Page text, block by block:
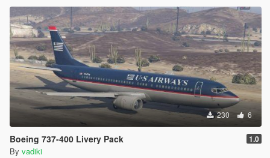
230 6
Boeing 737-400 Livery Pack 1.0
By vadiki